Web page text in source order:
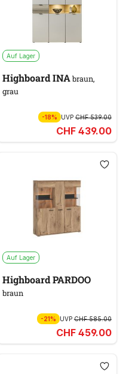
Auf Lager
Highboard INAbraun,
grau
-18% UVPCHF 539.00
CHF 439.00
Auf Lager
Highboard PARDOO
braun
-21% UVPCHF 585.00
CHF 459.00